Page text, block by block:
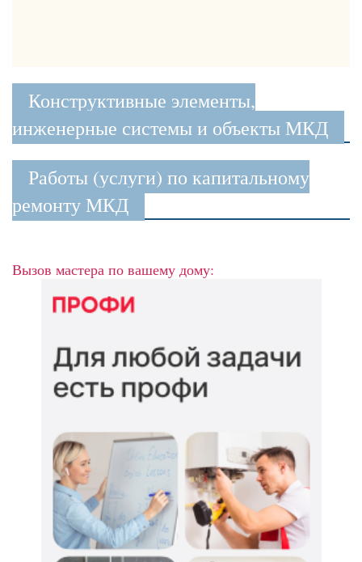
Конструктивные элементы,
инженерные системы и объекты МКД
Работы (услуги) по капитальному
ремонту МКД
Вызов мастера по вашему дому: